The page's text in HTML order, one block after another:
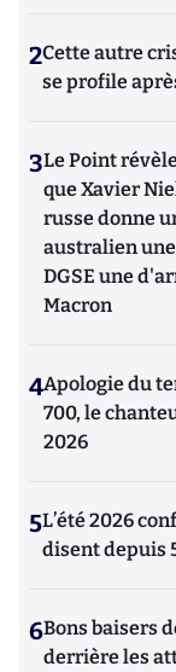
2Cette autre
se profile
3Le Point
que Xavier
russe donne
australien
DGSE une
Macron
4Apologie du
700, le
2026
5L’été 2026
disent depuis
6Bons baisers
derrière les